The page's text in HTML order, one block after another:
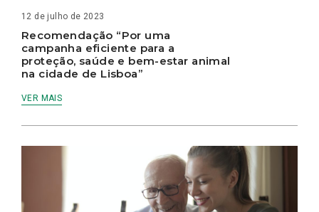
12 de julho de 2023
Recomendação “Por uma
campanha eficiente para a
proteção, saúde e bem-estar animal
na cidade de Lisboa”
VER MAIS